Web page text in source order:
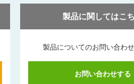
製品に関してはこ
製品についてのお問い合わ
お問い合わせする